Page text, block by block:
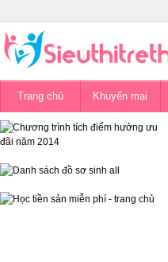
Trang chủ Khuyến mại